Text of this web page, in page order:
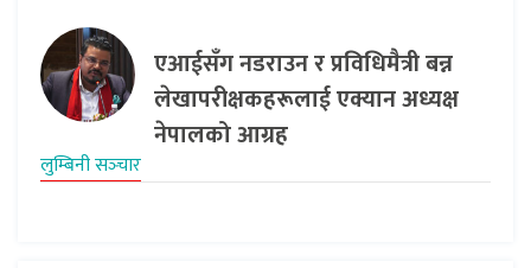
एआईसँग नडराउन र प्रविधिमैत्री बन्न
लेखापरीक्षकहरूलाई एक्यान अध्यक्ष
नेपालको आग्रह
लुम्बिनी सञ्‍चार